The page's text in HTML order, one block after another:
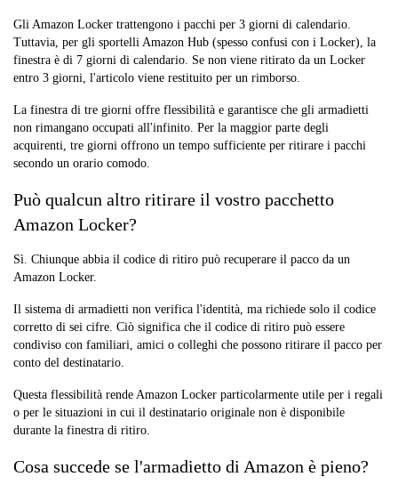
Gli Amazon Locker trattengono i pacchi per 3 giorni di calendario.
Tuttavia, per gli sportelli Amazon Hub (spesso confusi con i Locker), la
finestra è di 7 giorni di calendario. Se non viene ritirato da un Locker
entro 3 giorni, l'articolo viene restituito per un rimborso.
La finestra di tre giorni offre flessibilità e garantisce che gli armadietti
non rimangano occupati all'infinito. Per la maggior parte degli
acquirenti, tre giorni offrono un tempo sufficiente per ritirare i pacchi
secondo un orario comodo.
Può qualcun altro ritirare il vostro pacchetto
Amazon Locker?
Sì. Chiunque abbia il codice di ritiro può recuperare il pacco da un
Amazon Locker.
Il sistema di armadietti non verifica l'identità, ma richiede solo il codice
corretto di sei cifre. Ciò significa che il codice di ritiro può essere
condiviso con familiari, amici o colleghi che possono ritirare il pacco per
conto del destinatario.
Questa flessibilità rende Amazon Locker particolarmente utile per i regali
o per le situazioni in cui il destinatario originale non è disponibile
durante la finestra di ritiro.
Cosa succede se l'armadietto di Amazon è pieno?